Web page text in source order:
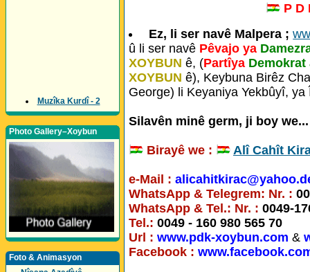
Muzîka Kurdî - 2
Photo Gallery–Xoybun
Foto & Animasyon
P D
Ez, li ser navê Malpera ;
û li ser navê Pêvajo ya
XOYBUN ê, (Partîya
XOYBUN ê), Keybuna Birêz
George) li Keyaniya Yekbûyî,
Silavên minê germ, ji boy we...
Birayê we : Alî Cahît
e-Mail :
WhatsApp & Telegrem: Nr. :
WhatsApp & Tel.: Nr. : 0049-
Tel.: 0049 - 160 980 565 70
Url : www.pdk-xoybun.com &
Facebook :